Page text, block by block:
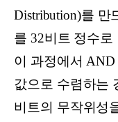
Distribution)를 만
를 32비트 정수로
이 과정에서 AND
값으로 수렴하는
비트의 무작위성